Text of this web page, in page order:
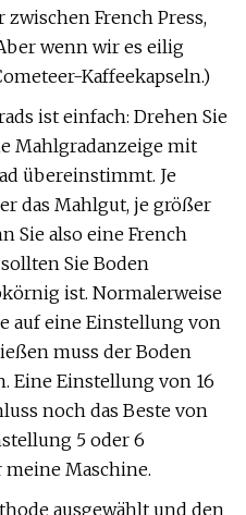
French Press,
wenn wir es eilig
Kaffeekapseln.)
ist einfach: Drehen Sie
Mahlgradanzeige mit
übereinstimmt. Je
das Mahlgut, je größer
Sie also eine French
Sie Boden
ist. Normalerweise
auf eine Einstellung von
muss der Boden
Eine Einstellung von 16
noch das Beste von
5 oder 6
Maschine.
ausgewählt und den